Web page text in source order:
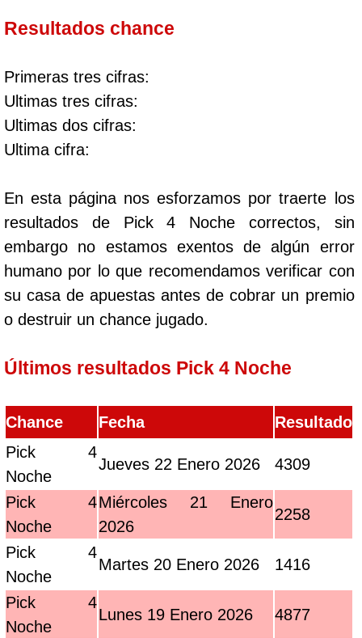
Resultados chance
Primeras tres cifras:
Ultimas tres cifras:
Ultimas dos cifras:
Ultima cifra:
En esta página nos esforzamos por traerte los
resultados de Pick 4 Noche correctos, sin
embargo no estamos exentos de algún error
humano por lo que recomendamos verificar con
su casa de apuestas antes de cobrar un premio
o destruir un chance jugado.
Últimos resultados Pick 4 Noche
Chance Fecha
Resultado
Pick 4
Noche
Jueves 22 Enero 2026 4309
Pick 4
Noche
Miércoles 21 Enero
2026
2258
Pick 4
Noche
Martes 20 Enero 2026 1416
Pick 4
Noche
Lunes 19 Enero 2026 4877